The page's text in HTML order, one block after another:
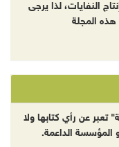
النفايات، لذا يرجى
هذه المجلة
تعبر عن رأي كتابها ولا
المؤسسة الداعمة.